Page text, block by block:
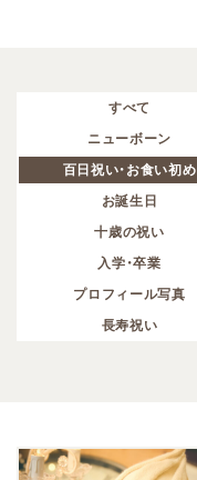
すべて
ニューボーン
百日祝い・お食い初め
お誕生日
十歳の祝い
入学・卒業
プロフィール写真
長寿祝い